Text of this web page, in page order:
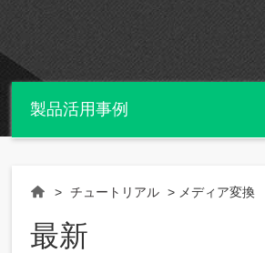
製品活用事例
> チュートリアル > メディア変換
最新